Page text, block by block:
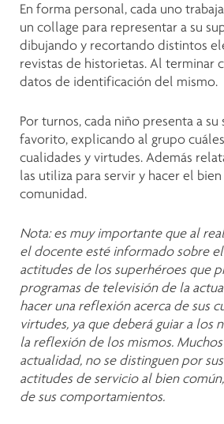
En forma personal, cada uno
un collage para representar a su
dibujando y recortando distintos
revistas de historietas. Al terminar
datos de identificación del mismo.
Por turnos, cada niño presenta a
favorito, explicando al grupo
cualidades y virtudes. Además
las utiliza para servir y hacer el
comunidad.
Nota: es muy importante que al
el docente esté informado sobre
actitudes de los superhéroes que
programas de televisión de la
hacer una reflexión acerca de sus
virtudes, ya que deberá guiar a los
la reflexión de los mismos.
actualidad, no se distinguen por
actitudes de servicio al bien
de sus comportamientos.